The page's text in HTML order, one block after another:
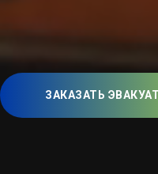
ЗАКАЗАТЬ